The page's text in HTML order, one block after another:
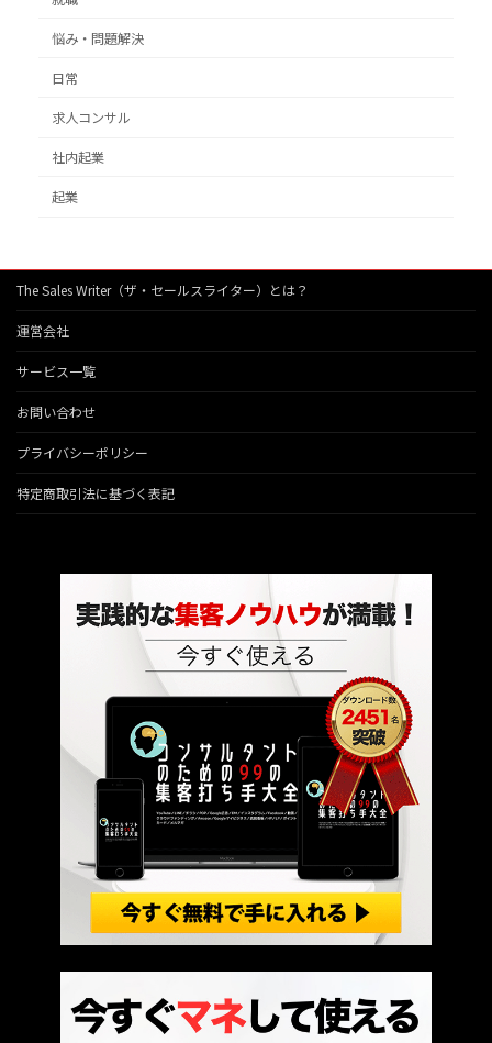
悩み・問題解決
日常
求人コンサル
社内起業
起業
The Sales Writer（ザ・セールスライター）とは？
運営会社
サービス一覧
お問い合わせ
プライバシーポリシー
特定商取引法に基づく表記